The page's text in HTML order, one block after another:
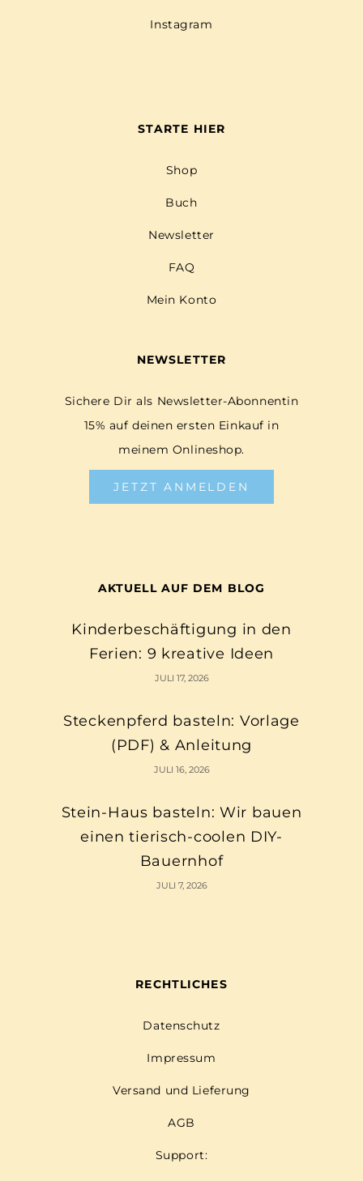
Instagram
STARTE HIER
Shop
Buch
Newsletter
FAQ
Mein Konto
NEWSLETTER
Sichere Dir als Newsletter-Abonnentin
15% auf deinen ersten Einkauf in
meinem Onlineshop.
JETZT ANMELDEN
AKTUELL AUF DEM BLOG
Kinderbeschäftigung in den
Ferien: 9 kreative Ideen
JULI 17, 2026
Steckenpferd basteln: Vorlage
(PDF) & Anleitung
JULI 16, 2026
Stein-Haus basteln: Wir bauen
einen tierisch-coolen DIY-
Bauernhof
JULI 7, 2026
RECHTLICHES
Datenschutz
Impressum
Versand und Lieferung
AGB
Support: